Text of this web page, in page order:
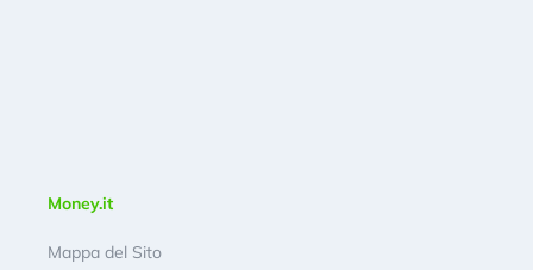
Money.it
Mappa del Sito